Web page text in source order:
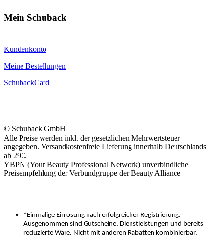
Mein Schuback
Kundenkonto
Meine Bestellungen
SchubackCard
© Schuback GmbH
Alle Preise werden inkl. der gesetzlichen Mehrwertsteuer
angegeben. Versandkostenfreie Lieferung innerhalb Deutschlands
ab 29€.
YBPN (Your Beauty Professional Network) unverbindliche
Preisempfehlung der Verbundgruppe der Beauty Alliance
*Einmalige Einlösung nach erfolgreicher Registrierung.
Ausgenommen sind Gutscheine, Dienstleistungen und bereits
reduzierte Ware. Nicht mit anderen Rabatten kombinierbar.